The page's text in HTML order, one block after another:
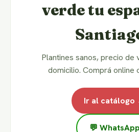
verde tu
Plantines sanos, precio de
domicilio. Comprá online
Ir al catálogo
💬 WhatsApp